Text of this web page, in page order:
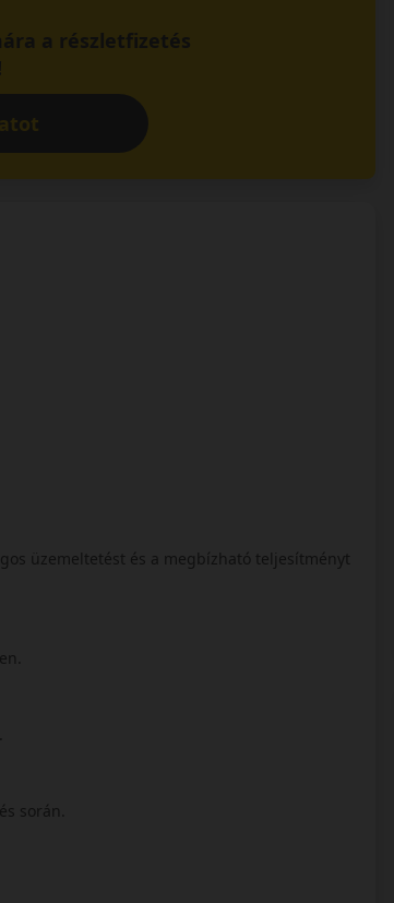
a részletfizetés
üzemeltetést és a megbízható teljesítményt
során.